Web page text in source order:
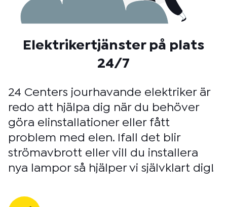
Elektrikertjänster på plats
24/7
24 Centers jourhavande elektriker är
redo att hjälpa dig när du behöver
göra elinstallationer eller fått
problem med elen. Ifall det blir
strömavbrott eller vill du installera
nya lampor så hjälper vi självklart dig!